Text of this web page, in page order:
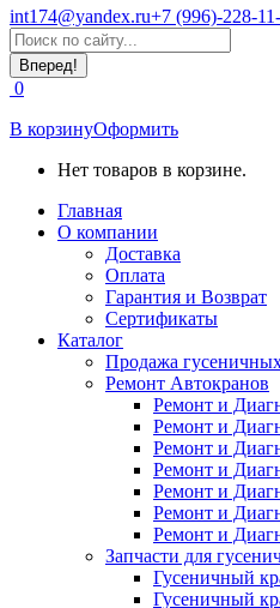
int174@yandex.ru+7 (996)-228-
Страница
WhatsApp
открывается
в
новом
окне
Поиск:
0
В корзинуОформить
Нет товаров в корзине.
Главная
О компании
Доставка
Оплата
Гарантия и Возврат
Сертификаты
Каталог
Продажа
Ремонт Автокранов
Ремонт и
Ремонт и
Ремонт и
Ремонт и
Ремонт и
Ремонт и
Ремонт и
Запчасти для
Гусеничный
Гусеничный